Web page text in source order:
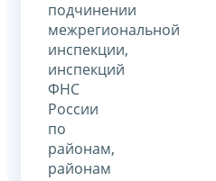
подчинении
межрегиональной
инспекции,
инспекций
ФНС
России
по
районам,
районам